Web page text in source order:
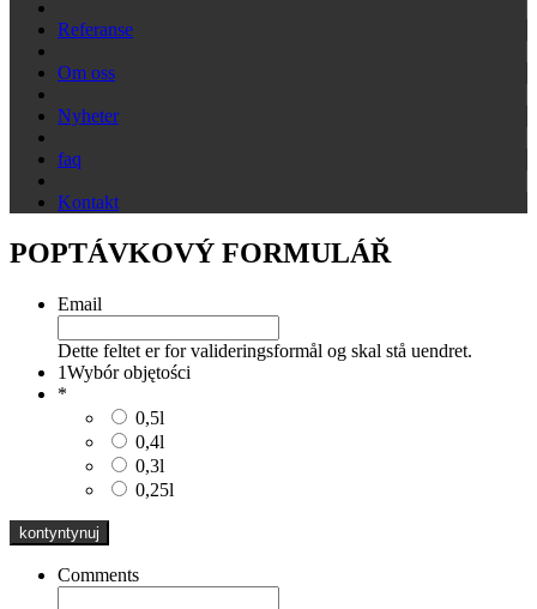
Referanse
Om oss
Nyheter
faq
Kontakt
POPTÁVKOVÝ FORMULÁŘ
Email
Dette feltet er for valideringsformål og skal stå uendret.
1Wybór objętości
*
0,5l
0,4l
0,3l
0,25l
Comments